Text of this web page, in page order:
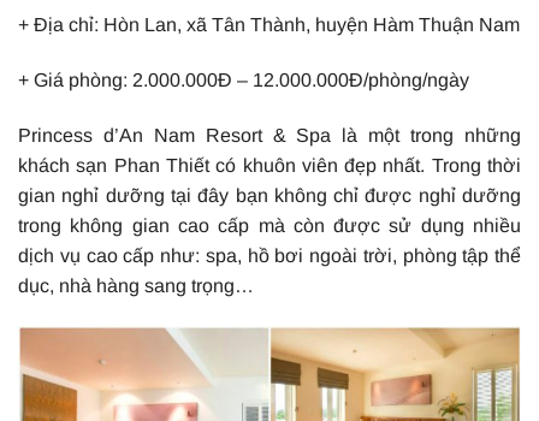
+ Địa chỉ: Hòn Lan, xã Tân Thành, huyện Hàm Thuận Nam
+ Giá phòng: 2.000.000Đ – 12.000.000Đ/phòng/ngày
Princess d’An Nam Resort & Spa là một trong những
khách sạn Phan Thiết có khuôn viên đẹp nhất. Trong thời
gian nghỉ dưỡng tại đây bạn không chỉ được nghỉ dưỡng
trong không gian cao cấp mà còn được sử dụng nhiều
dịch vụ cao cấp như: spa, hồ bơi ngoài trời, phòng tập thể
dục, nhà hàng sang trọng…